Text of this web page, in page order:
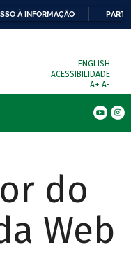
À INFORMAÇÃO
ENGLISH
ACESSIBILIDADE
A+ A-
do
Web